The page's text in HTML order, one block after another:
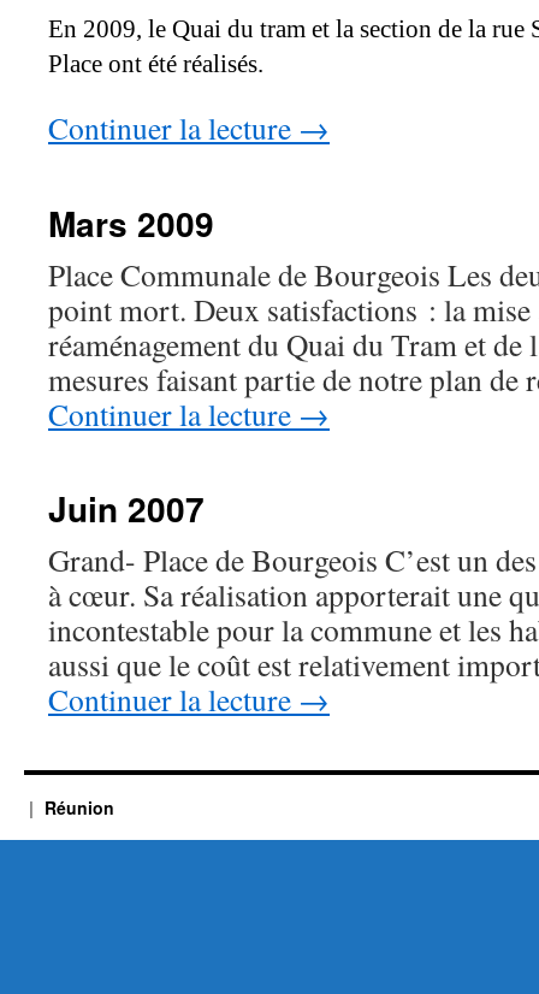
En 2009, le Quai du tram et la section de la rue
Place ont été réalisés.
Continuer la lecture →
Mars 2009
Place Communale de Bourgeois Les
point mort. Deux satisfactions : la mise
réaménagement du Quai du Tram et
mesures faisant partie de notre plan de
Continuer la lecture →
Juin 2007
Grand- Place de Bourgeois C’est un
à cœur. Sa réalisation apporterait une
incontestable pour la commune et les
aussi que le coût est relativement
Continuer la lecture →
Réunion